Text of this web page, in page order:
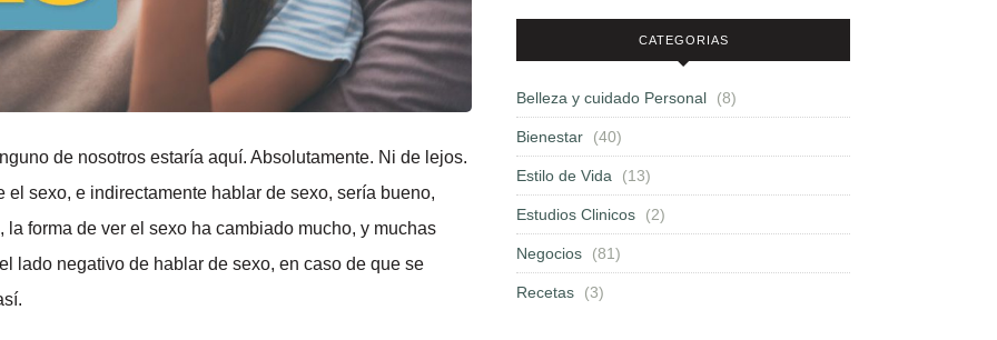
de nosotros estaría aquí. Absolutamente. Ni de lejos.
sexo, e indirectamente hablar de sexo, sería bueno,
forma de ver el sexo ha cambiado mucho, y muchas
lado negativo de hablar de sexo, en caso de que se
CATEGORIAS
Belleza y cuidado Personal (8)
Bienestar (40)
Estilo de Vida (13)
Estudios Clinicos (2)
Negocios (81)
Recetas (3)